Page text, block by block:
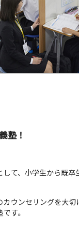
塾！
て、小学生から既卒
カウンセリングを大
す。